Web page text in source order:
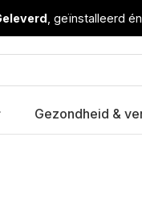
, geïnstalleerd
Gezondheid &